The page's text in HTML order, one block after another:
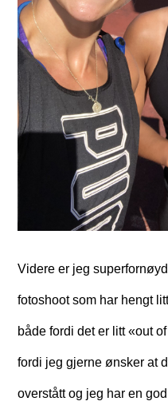
Videre er jeg
fotoshoot som har hengt
både fordi det er litt «out
fordi jeg gjerne ønsker at
overstått og jeg har en